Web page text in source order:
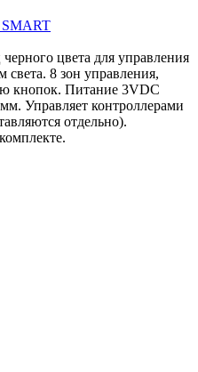
SMART
цвета для управления
8 зон управления,
кнопок. Питание 3VDC
Управляет контроллерами
отдельно).